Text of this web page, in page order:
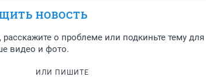
НОВОСТЬ
о проблеме или подкиньте тему для
видео и фото.
ИЛИ ПИШИТЕ